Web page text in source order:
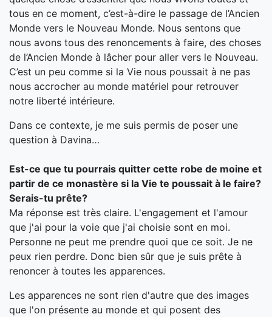
tous en ce moment, c’est-à-dire le passage de l’Ancien
Monde vers le Nouveau Monde. Nous sentons que
nous avons tous des renoncements à faire, des choses
de l’Ancien Monde à lâcher pour aller vers le Nouveau.
C’est un peu comme si la Vie nous poussait à ne pas
nous accrocher au monde matériel pour retrouver
notre liberté intérieure.
Dans ce contexte, je me suis permis de poser une
question à Davina…
Est-ce que tu pourrais quitter cette robe de moine et
partir de ce monastère si la Vie te poussait à le faire?
Serais-tu prête?
Ma réponse est très claire. L'engagement et l'amour
que j'ai pour la voie que j'ai choisie sont en moi.
Personne ne peut me prendre quoi que ce soit. Je ne
peux rien perdre. Donc bien sûr que je suis prête à
renoncer à toutes les apparences.
Les apparences ne sont rien d'autre que des images
que l'on présente au monde et qui posent des